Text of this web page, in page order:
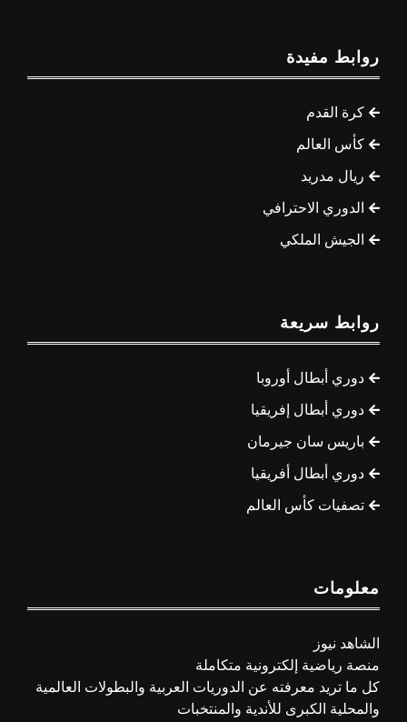
روابط مفيدة
كرة القدم
كأس العالم
ريال مدريد
الدوري الاحترافي
الجيش الملكي
روابط سريعة
دوري أبطال أوروبا
دوري أبطال إفريقيا
باريس سان جيرمان
دوري أبطال أفريقيا
تصفيات كأس العالم
معلومات
الشاهد نيوز
منصة رياضية إلكترونية متكاملة
كل ما تريد معرفته عن الدوريات العربية والبطولات العالمية
والمحلية الكبرى للأندية والمنتخبات